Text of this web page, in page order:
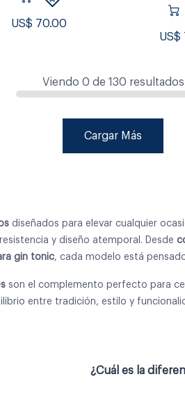
US$ 70.00
US$
Viendo 0 de 130 resultados
Cargar Más
diseñados para elevar cualquier
y diseño atemporal. Desde
gin tonic, cada modelo está
son el complemento perfecto para
entre tradición, estilo y
¿Cuál es la